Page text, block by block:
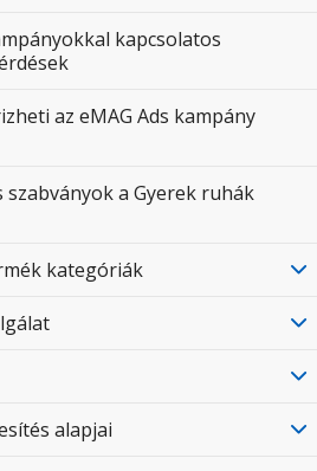
kapcsolatos
az eMAG Ads kampány
szabványok a Gyerek ruhák
kategóriák
alapjai